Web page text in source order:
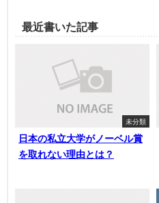
最近書いた記事
未分類
日本の私立大学がノーベル賞
を取れない理由とは？